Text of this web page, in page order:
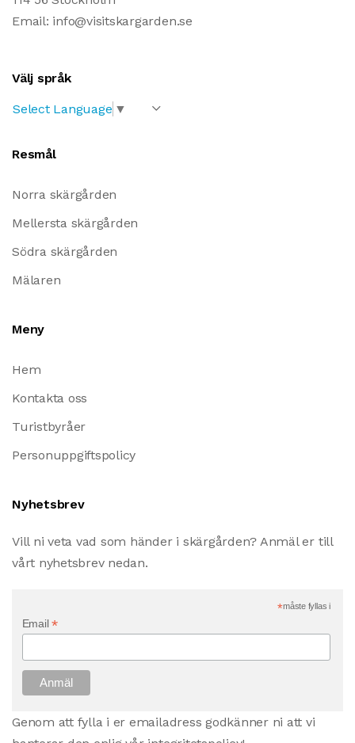
Email: info@visitskargarden.se
Välj språk
Select Language ▼
Resmål
Norra skärgården
Mellersta skärgården
Södra skärgården
Mälaren
Meny
Hem
Kontakta oss
Turistbyråer
Personuppgiftspolicy
Nyhetsbrev
Vill ni veta vad som händer i skärgården? Anmäl er till
vårt nyhetsbrev nedan.
*måste fyllas i
Email*
Genom att fylla i er emailadress godkänner ni att vi